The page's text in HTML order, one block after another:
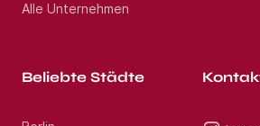
Alle Unternehmen
Beliebte Städte